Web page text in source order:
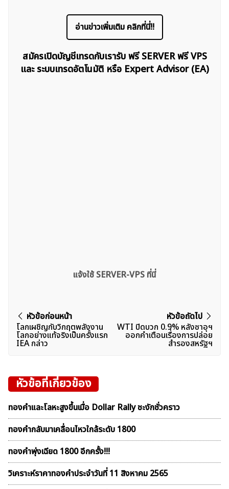
อ่านข่าวเพิ่มเติม คลิกที่นี่!!
สมัครเปิดบัญชีเทรดกับเรารับ ฟรี SERVER ฟรี VPS
และ ระบบเทรดอัตโนมัติ หรือ Expert Advisor (EA)
แจ้งใช้ SERVER-VPS ที่นี่
แนะแนว
เรื่อง
หัวข้อก่อนหน้า
โลกเผชิญกับวิกฤตพลังงาน
โลกอย่างแท้จริงเป็นครั้งแรก
IEA กล่าว
หัวข้อถัดไป
WTI ปิดบวก 0.9% หลังซาอุฯ
ออกคำเตือนเรื่องการปล่อย
สำรองสหรัฐฯ
หัวข้อที่เกี่ยวข้อง
ทองคำและโลหะสูงขึ้นเมื่อ Dollar Rally ชะงักชั่วคราว
ทองคำกลับมาเคลื่อนไหวใกล้ระดับ 1800
ทองคำพุ่งเฉียด 1800 อีกครั้ง!!!
วิเคราะห์ราคาทองคําประจำวันที่ 11 สิงหาคม 2565